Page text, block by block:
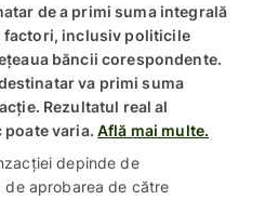
de a primi suma integrală
factori, inclusiv politicile
băncii corespondente.
va primi suma
Rezultatul real al
varia. Află mai multe.
depinde de
de aprobarea de către